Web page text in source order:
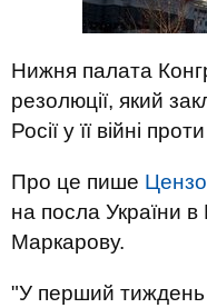
Нижня палата
резолюції, який
Росії у її війні
Про це пише
на посла України
Маркарову.
"У перший тиждень